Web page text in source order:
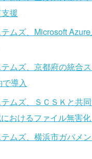
援
ムズ、Microsoft
ムズ、京都府の統合
導入
ムズ、ＳＣＳＫと共
におけるファイル無害
ムズ、横浜市ガバメ